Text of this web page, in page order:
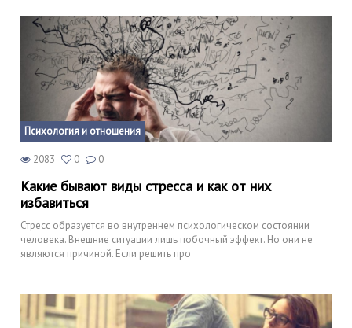
Психология и отношения
2083 0 0
Какие бывают виды стресса и как от них
избавиться
Стресс образуется во внутреннем психологическом состоянии
человека. Внешние ситуации лишь побочный эффект. Но они не
являются причиной. Если решить про